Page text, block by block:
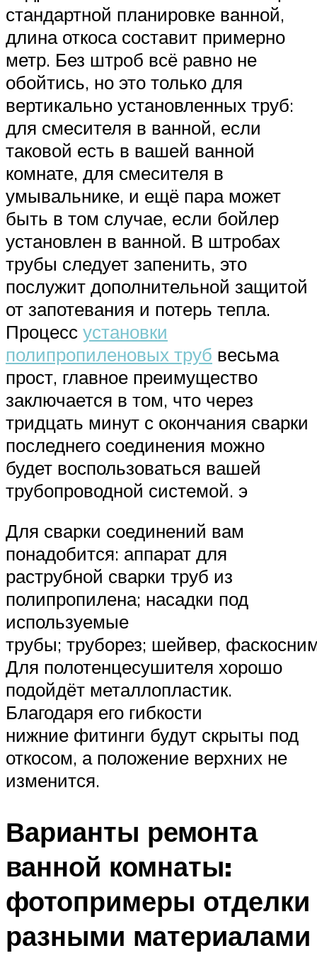
стандартной планировке ванной,
длина откоса составит примерно
метр. Без штроб всё равно не
обойтись, но это только для
вертикально установленных труб:
для смесителя в ванной, если
таковой есть в вашей ванной
комнате, для смесителя в
умывальнике, и ещё пара может
быть в том случае, если бойлер
установлен в ванной. В штробах
трубы следует запенить, это
послужит дополнительной защитой
от запотевания и потерь тепла.
Процесс установки
полипропиленовых труб весьма
прост, главное преимущество
заключается в том, что через
тридцать минут с окончания сварки
последнего соединения можно
будет воспользоваться вашей
трубопроводной системой. э
Для сварки соединений вам
понадобится: аппарат для
раструбной сварки труб из
полипропилена; насадки под
используемые
трубы; труборез; шейвер,
Для полотенцесушителя хорошо
подойдёт металлопластик.
Благодаря его гибкости
нижние фитинги будут скрыты под
откосом, а положение верхних не
изменится.
Варианты ремонта
ванной комнаты:
фотопримеры отделки
разными материалами